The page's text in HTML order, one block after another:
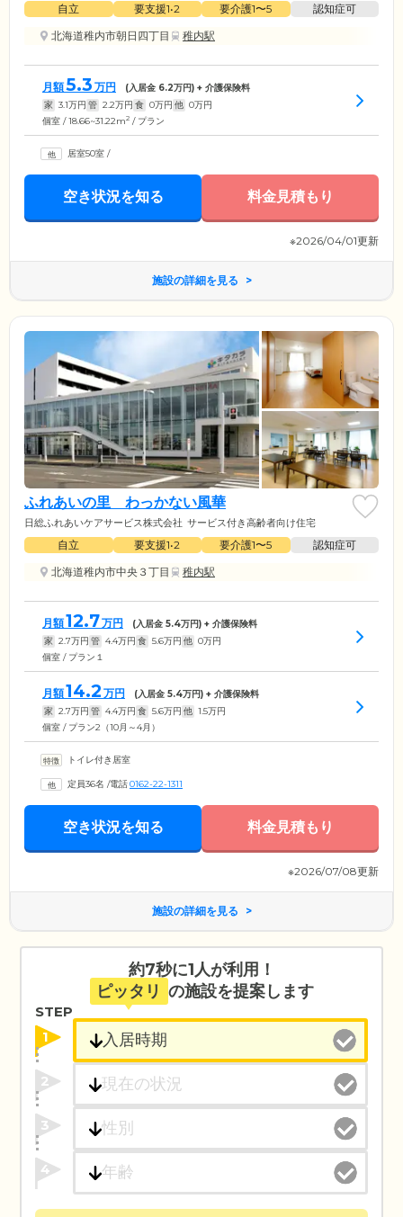
自立 要支援1•2 要介護1〜5
認知症可
北海道稚内市朝日四丁目
稚内駅
月額5.3 万円 (入居金 6.2万円) + 介護保険料
家 3.1万円 管 2.2万円 食 0万円 他 0万円
個室 / 18.66~31.22m2 / プラン
居室50室 /
空き状況を知る 料金見積もり
※2026/04/01更新
施設の詳細を見る
ふれあいの里 わっかない風華
日総ふれあいケアサービス株式会社 サービス付き高齢者向け住宅
自立 要支援1•2 要介護1〜5
認知症可
北海道稚内市中央３丁目
稚内駅
月額12.7万円 (入居金 5.4万円) + 介護保険料
家 2.7万円 管 4.4万円 食 5.6万円 他 0万円
個室 / プラン１
月額14.2 万円 (入居金 5.4万円) + 介護保険料
家 2.7万円 管 4.4万円 食 5.6万円 他 1.5万円
個室 / プラン2（10月～4月）
トイレ付き居室
定員36名 /電話0162-22-1311
空き状況を知る 料金見積もり
※2026/07/08更新
施設の詳細を見る
約7秒に1人が利用！
ピッタリ の施設を提案します
STEP
1
2
3
4